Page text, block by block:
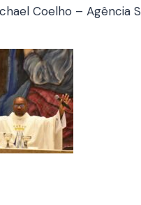
Coelho – Agência